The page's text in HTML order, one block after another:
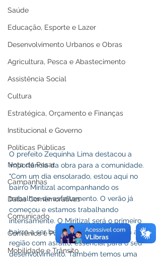
Saúde
Educação, Esporte e Lazer
Desenvolvimento Urbanos e Obras
Agricultura, Pesca e Abastecimento
Assistência Social
Cultura
Estratégica, Orçamento e Finanças
Institucional e Governo
Políticas Públicas
Nota de Pesar
Campanhas
Datas Comemorativas
Comunicado
Convênios e Parcerias
Mobilidade e Trânsito
O prefeito Zequinha Lima destacou a
importância da obra para a comunidade.
"Com um dia ensolarado, estou aqui no
bairro Miritizal acompanhando os
trabalhos de asfaltamento. O verão já
começou e estamos trabalhando
intensamente. O Miritizal será o primeiro
bairro a ser beneficiado, ligando toda a
região com asfalto, essencial para o seu
desenvolvimento. Também temos uma